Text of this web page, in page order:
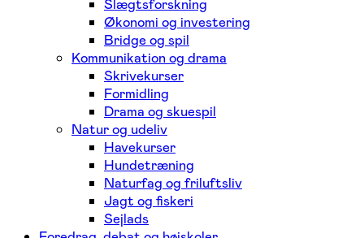
Slægtsforskning
Økonomi og investering
Bridge og spil
Kommunikation og drama
Skrivekurser
Formidling
Drama og skuespil
Natur og udeliv
Havekurser
Hundetræning
Naturfag og friluftsliv
Jagt og fiskeri
Sejlads